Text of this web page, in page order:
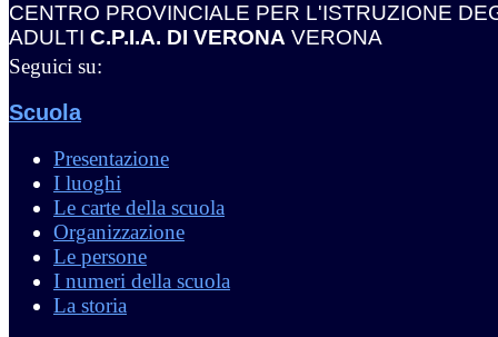
CENTRO PROVINCIALE PER L'ISTRUZIONE
ADULTI C.P.I.A. DI VERONA VERONA
Seguici su:
Scuola
Presentazione
I luoghi
Le carte della scuola
Organizzazione
Le persone
I numeri della scuola
La storia